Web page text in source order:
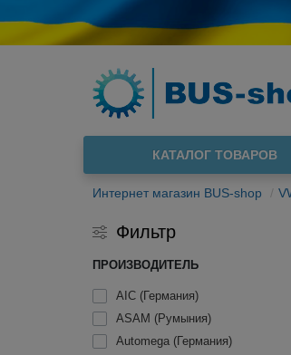
КАТАЛОГ ТОВАРОВ
Интернет магазин BUS-shop
Фильтр
ПРОИЗВОДИТЕЛЬ
AIC (Германия)
ASAM (Румыния)
Automega (Германия)